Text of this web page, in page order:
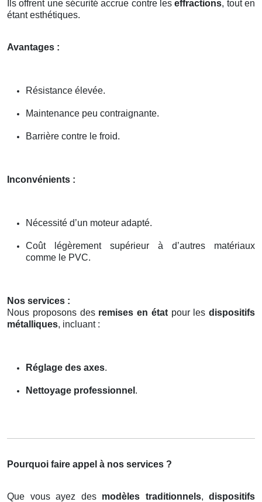
Ils offrent une sécurité accrue contre leseffractions, tout en
étant esthétiques.
Avantages :
Résistance élevée.
Maintenance peu contraignante.
Barrière contre le froid.
Inconvénients :
Nécessité d’un moteur adapté.
Coût légèrement supérieur à d’autres matériaux
comme le PVC.
Nos services :
Nous proposons des remises en étatpour les dispositifs
métalliques, incluant :
Réglage des axes.
Nettoyage professionnel .
Pourquoi faire appel à nos services ?
Que vous ayez des modèles traditionnels, dispositifs